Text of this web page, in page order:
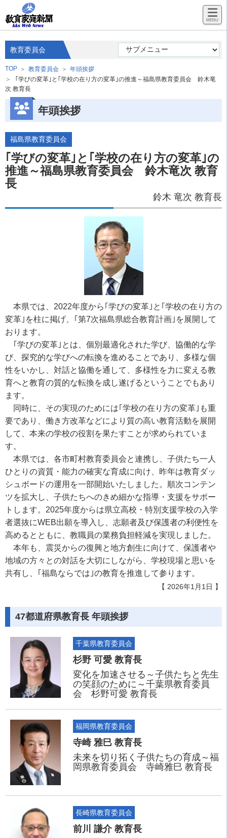
教育委員会
TOP 教育委員会
年頭挨拶
｢学びの変革｣と｢学校の在り方の変革｣の推進～福島県教育委員会 鈴木竜
次 教育長
年頭挨拶
福島県教育委員会
｢学びの変革｣と｢学校の在り方の変革｣の
推進～福島県教育委員会 鈴木竜次 教育
長
鈴木 竜次 教育長
本県では、2022年度から｢学びの変革｣と｢学校の在り方の
変革｣を柱に掲げ、｢第7次福島県総合教育計画｣を展開して
おります。
｢学びの変革｣とは、個別最適化された学び、協働的な学
び、探究的な学びへの転換を進めることであり、多様な個
性をいかし、対話と協働を通して、多様性を力に変える教
育へと教育の質的な転換を成し遂げるということでもあり
ます。
同時に、その実現のためには｢学校の在り方の変革｣も重
要であり、働き方改革などにより質の高い教育活動を展開
して、本来の学校の役割を果たすことが求められていま
す。
本県では、各市町村教育委員会と連携し、子供たち一人
ひとりの資質・能力の確実な育成に向け、昨年は教育ダッ
シュボードの運用を一部開始いたしました。順次コンテン
ツを拡大し、子供たちへのきめ細かな指導・支援をサポー
トします。2025年度からは県立高校・特別支援学校の入学
者選抜にWEB出願を導入し、志願者及び保護者の利便性を
高めるとともに、教職員の業務負担軽減を実現しました。
本年も、震災からの復興と地方創生に向けて、保護者や
地域の方々との対話を大切にしながら、学校現場と思いを
共有し、｢福島ならでは｣の教育を推進して参ります。
【 2026年1月1日 】
47都道府県教育長 年頭挨拶
千葉県教育委員会
杉野 可愛 教育長
変化を加速させる～子供たちと先生
の笑顔のために～千葉県教育委員
会 杉野可愛 教育長
福岡県教育委員会
寺崎 雅巳 教育長
未来を切り拓く子供たちの育成～福
岡県教育委員会 寺崎雅巳 教育長
長崎県教育委員会
前川 謙介 教育長